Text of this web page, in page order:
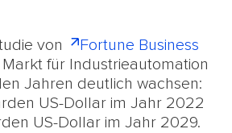
von
Fortune Business
für Industrieautomation
Jahren deutlich wachsen:
US-Dollar im Jahr 2022
US-Dollar im Jahr 2029.